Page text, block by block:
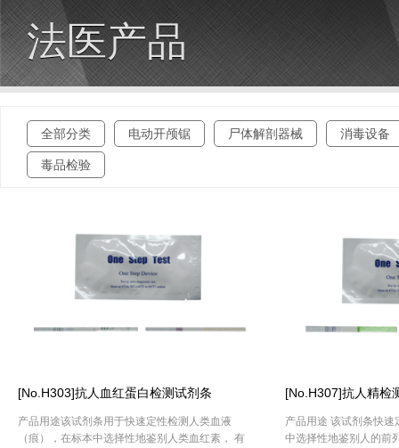
法医产品
全部分类 电动开颅锯 尸体解剖器械 消毒设备
毒品检验
[No.H303]抗人血红蛋白检测试剂条
产品用途该试剂条用于快速定性检测人类血液
（痕），在标本中选择性地鉴别人类血红素， 有
[No.H307]抗人精检
产品用途 该试剂条快
中选择性地鉴别人的前